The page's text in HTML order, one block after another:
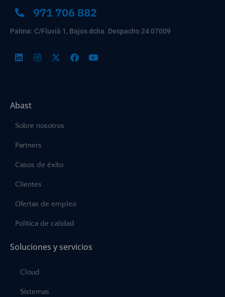
971 706 882
Palma: C/Fluvià 1, Bajos dcha. Despacho 24 07009
Abast
Sobre nosotros
Partners
Casos de éxito
Clientes
Ofertas de empleo
Política de calidad
Soluciones y servicios
Cloud
Sistemas